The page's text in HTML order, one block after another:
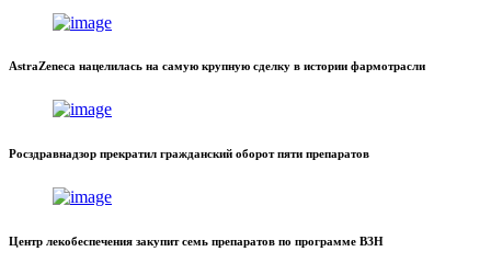
AstraZeneca нацелилась на самую крупную сделку в истории фармотрасли
Росздравнадзор прекратил гражданский оборот пяти препаратов
Центр лекобеспечения закупит семь препаратов по программе ВЗН